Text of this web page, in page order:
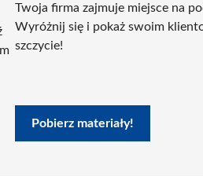
Twoja firma zajmuje miejsce na
Wyróżnij się i pokaż swoim
szczycie!
Pobierz materiały!